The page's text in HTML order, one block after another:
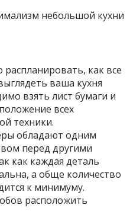
как все
ваша кухня
взять лист бумаги и
всех
техники.
обладают одним
перед другими
как каждая деталь
а обще количество
к минимуму.
расположить